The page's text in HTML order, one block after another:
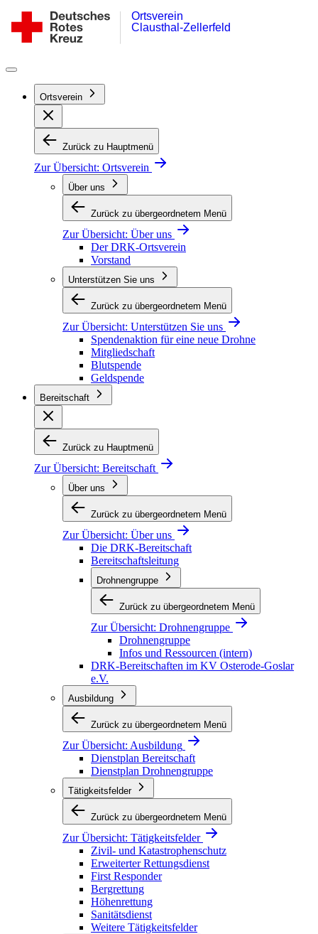
Inhalt
springen
Ortsverein
Clausthal-
Clausthal-Zellerfeld
Ortsverein
Ortsverein
Zurück zu Hauptmenü
Zur Übersicht: Ortsverein
Über uns
Zurück zu übergeordnetem Menü
Zur Übersicht: Über uns
Der DRK-Ortsverein
Vorstand
Unterstützen Sie uns
Zurück zu übergeordnetem Menü
Zur Übersicht: Unterstützen Sie uns
Spendenaktion für eine neue Drohne
Mitgliedschaft
Blutspende
Geldspende
Bereitschaft
Zurück zu Hauptmenü
Zur Übersicht: Bereitschaft
Über uns
Zurück zu übergeordnetem Menü
Zur Übersicht: Über uns
Die DRK-Bereitschaft
Bereitschaftsleitung
Drohnengruppe
Zurück zu übergeordnetem Menü
Zur Übersicht: Drohnengruppe
Drohnengruppe
Infos und Ressourcen (intern)
DRK-Bereitschaften im KV Osterode-Goslar
e.V.
Ausbildung
Zurück zu übergeordnetem Menü
Zur Übersicht: Ausbildung
Dienstplan Bereitschaft
Dienstplan Drohnengruppe
Tätigkeitsfelder
Zurück zu übergeordnetem Menü
Zur Übersicht: Tätigkeitsfelder
Zivil- und Katastrophenschutz
Erweiterter Rettungsdienst
First Responder
Bergrettung
Höhenrettung
Sanitätsdienst
Weitere Tätigkeitsfelder